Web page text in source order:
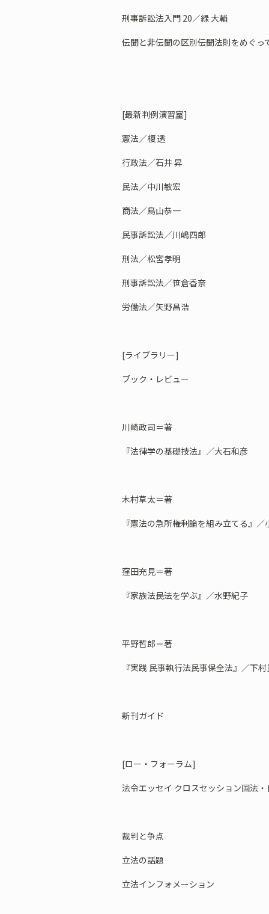
刑事訴訟法入門 20／緑 大輔
伝聞と非伝聞の区別――伝聞法則をめぐっ
[最新判例演習室]
憲法／榎 透
行政法／石井 昇
民法／中川敏宏
商法／鳥山恭一
民事訴訟法／川嶋四郎
刑法／松宮孝明
刑事訴訟法／笹倉香奈
労働法／矢野昌浩
[ライブラリー]
ブック・レビュー
川崎政司＝著
『法律学の基礎技法』／大石和彦
木村草太＝著
『憲法の急所――権利論を組み立てる』／
窪田充見＝著
『家族法――民法を学ぶ』／水野紀子
平野哲郎＝著
『実践 民事執行法民事保全法』／下
新刊ガイド
[ロー・フォーラム]
法令エッセイ クロスセッション――国法
裁判と争点
立法の話題
立法インフォメーション